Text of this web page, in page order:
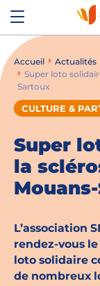
Aller au contenu
Aller à la recherche
Qui sommes-
S’informer sur la
Nous rejoindre
Actualités
Accueil
Actualités
Super loto
Sartoux
CULTURE &
Super
la
L’association
rendez-vous
loto solidaire
de nombreux